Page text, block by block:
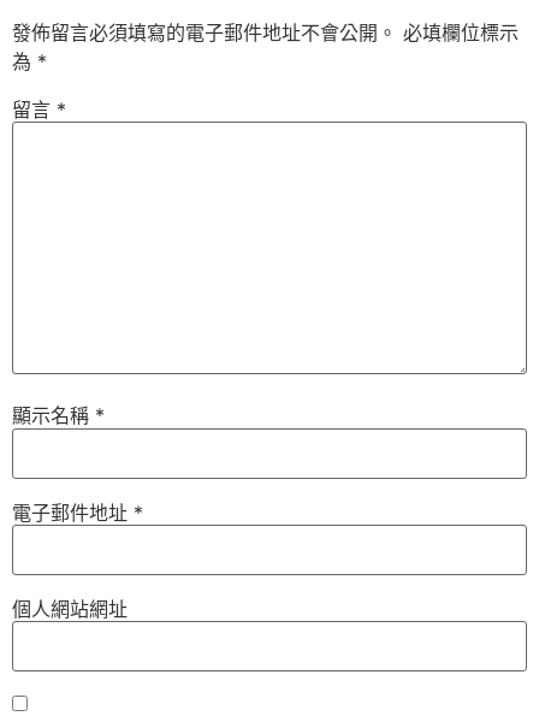
發佈留言必須填寫的電子郵件地址不會公開。 必填欄位標示
為 *
留言 *
顯示名稱 *
電子郵件地址 *
個人網站網址